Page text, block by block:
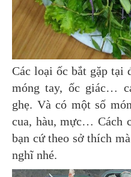
Các loại ốc bắt gặp tại
móng tay, ốc giác…
ghẹ. Và có một số
cua, hàu, mực… Cách
bạn cứ theo sở thích
nghĩ nhé.